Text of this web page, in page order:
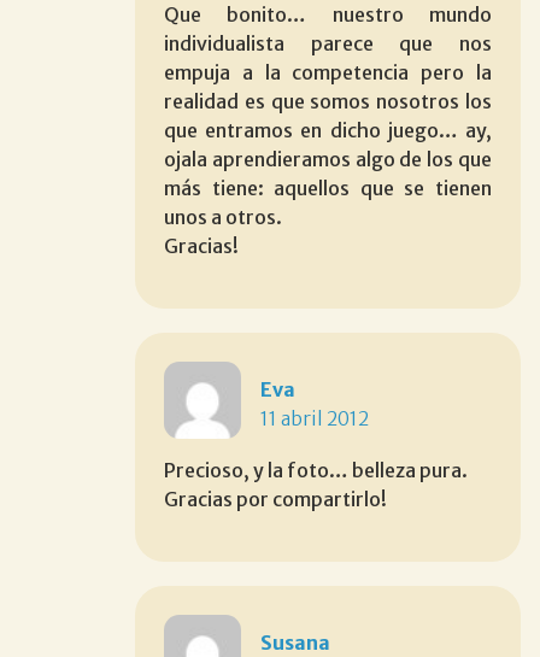
Que bonito… nuestro mundo
individualista parece que nos
empuja a la competencia pero la
realidad es que somos nosotros los
que entramos en dicho juego… ay,
ojala aprendieramos algo de los que
más tiene: aquellos que se tienen
unos a otros.
Gracias!
Eva
11 abril 2012
Precioso, y la foto… belleza pura.
Gracias por compartirlo!
Susana